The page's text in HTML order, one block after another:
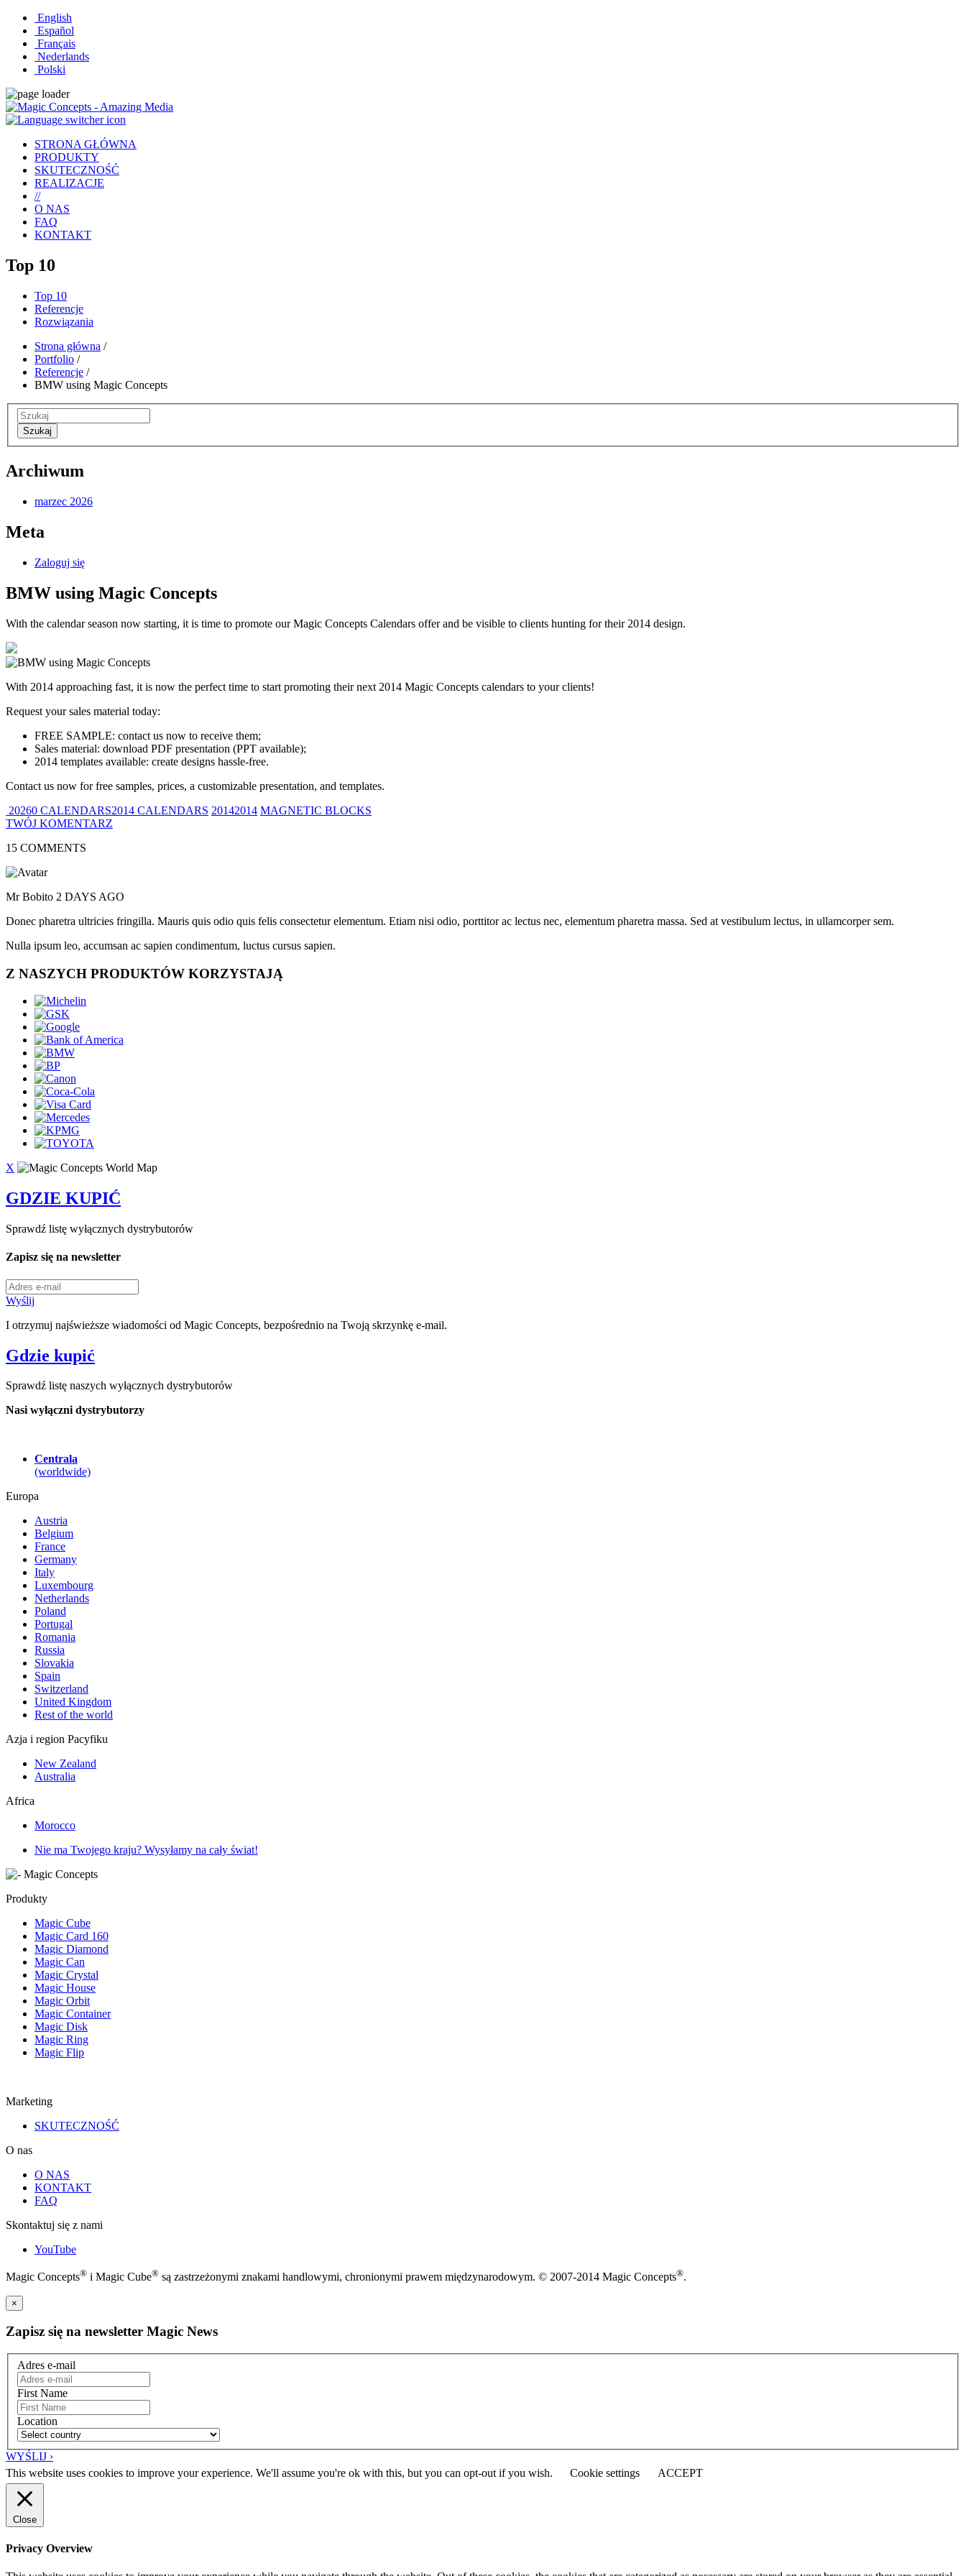
English
Español
Français
Nederlands
Polski
STRONA GŁÓWNA
PRODUKTY
SKUTECZNOŚĆ
REALIZACJE
//
O NAS
FAQ
KONTAKT
Top 10
Top 10
Referencje
Rozwiązania
Strona główna /
Portfolio /
Referencje /
BMW using Magic Concepts
Szukaj
Archiwum
marzec 2026
Meta
Zaloguj się
BMW using Magic Concepts
With the calendar season now starting, it is time to promote our Magic Concepts Calendars offer and be visible to clients hunting for their 2014 design.
With 2014 approaching fast, it is now the perfect time to start promoting their next 2014 Magic Concepts calendars to your clients!
Request your sales material today:
FREE SAMPLE: contact us now to receive them;
Sales material: download PDF presentation (PPT available);
2014 templates available: create designs hassle-free.
Contact us now for free samples, prices, a customizable presentation, and templates.
20260 CALENDARS2014 CALENDARS 20142014 MAGNETIC BLOCKS
TWÓJ KOMENTARZ
15 COMMENTS
Mr Bobito 2 DAYS AGO
Donec pharetra ultricies fringilla. Mauris quis odio quis felis consectetur elementum. Etiam nisi odio, porttitor ac lectus nec, elementum pharetra massa. Sed at vestibulum lectus, in ullamcorper sem.
Nulla ipsum leo, accumsan ac sapien condimentum, luctus cursus sapien.
Z NASZYCH PRODUKTÓW KORZYSTAJĄ
X
GDZIE KUPIĆ
Sprawdź listę wyłącznych dystrybutorów
Zapisz się na newsletter
Wyślij
I otrzymuj najświeższe wiadomości od Magic Concepts, bezpośrednio na Twoją skrzynkę e-mail.
Gdzie kupić
Sprawdź listę naszych wyłącznych dystrybutorów
Nasi wyłączni dystrybutorzy
Centrala
(worldwide)
Europa
Austria
Belgium
France
Germany
Italy
Luxembourg
Netherlands
Poland
Portugal
Romania
Russia
Slovakia
Spain
Switzerland
United Kingdom
Rest of the world
Azja i region Pacyfiku
New Zealand
Australia
Africa
Morocco
Nie ma Twojego kraju? Wysyłamy na cały świat!
Produkty
Magic Cube
Magic Card 160
Magic Diamond
Magic Can
Magic Crystal
Magic House
Magic Orbit
Magic Container
Magic Disk
Magic Ring
Magic Flip
Marketing
SKUTECZNOŚĆ
O nas
O NAS
KONTAKT
FAQ
Skontaktuj się z nami
YouTube
Magic Concepts® i Magic Cube® są zastrzeżonymi znakami handlowymi, chronionymi prawem międzynarodowym. © 2007-2014 Magic Concepts®.
×
Zapisz się na newsletter Magic News
Adres e-mail
First Name
Location
WYŚLIJ ›
This website uses cookies to improve your experience. We'll assume you're ok with this, but you can opt-out if you wish.
Cookie settings ACCEPT
Close
Privacy Overview